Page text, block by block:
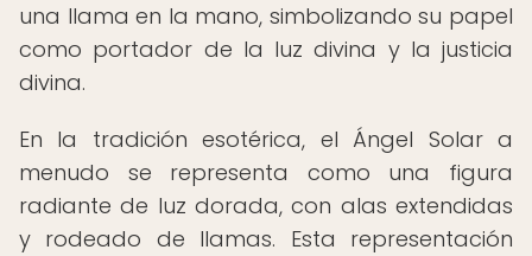
una llama en la mano, simbolizando su papel
como portador de la luz divina y la justicia
divina.
En la tradición esotérica, el Ángel Solar a
menudo se representa como una figura
radiante de luz dorada, con alas extendidas
y rodeado de llamas. Esta representación